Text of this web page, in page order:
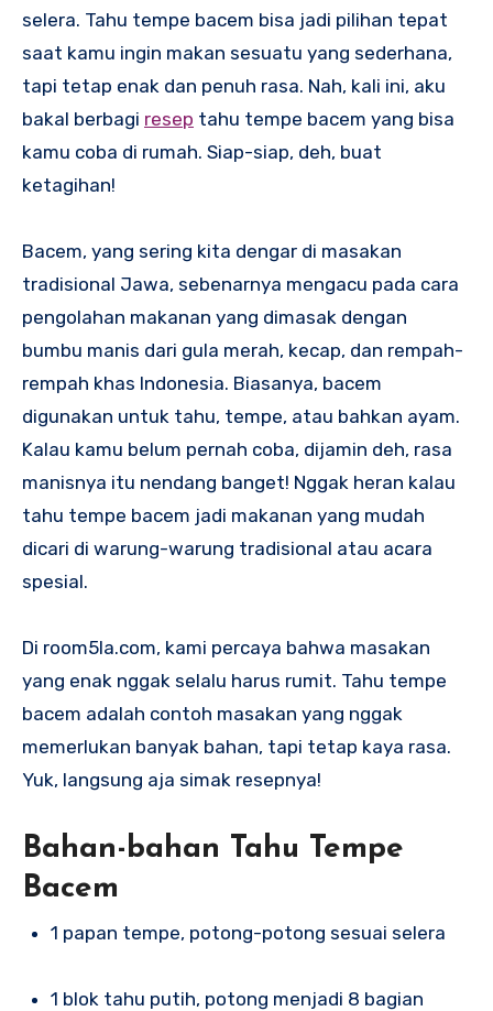
selera. Tahu tempe bacem bisa jadi pilihan tepat
saat kamu ingin makan sesuatu yang sederhana,
tapi tetap enak dan penuh rasa. Nah, kali ini, aku
bakal berbagi resep tahu tempe bacem yang bisa
kamu coba di rumah. Siap-siap, deh, buat
ketagihan!
Bacem, yang sering kita dengar di masakan
tradisional Jawa, sebenarnya mengacu pada cara
pengolahan makanan yang dimasak dengan
bumbu manis dari gula merah, kecap, dan rempah-
rempah khas Indonesia. Biasanya, bacem
digunakan untuk tahu, tempe, atau bahkan ayam.
Kalau kamu belum pernah coba, dijamin deh, rasa
manisnya itu nendang banget! Nggak heran kalau
tahu tempe bacem jadi makanan yang mudah
dicari di warung-warung tradisional atau acara
spesial.
Di room5la.com, kami percaya bahwa masakan
yang enak nggak selalu harus rumit. Tahu tempe
bacem adalah contoh masakan yang nggak
memerlukan banyak bahan, tapi tetap kaya rasa.
Yuk, langsung aja simak resepnya!
Bahan-bahan Tahu Tempe
Bacem
1 papan tempe, potong-potong sesuai selera
1 blok tahu putih, potong menjadi 8 bagian